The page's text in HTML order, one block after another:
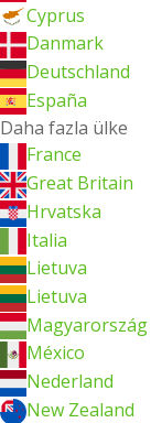
Cyprus
Danmark
Deutschland
España
Daha fazla ülke
France
Great Britain
Hrvatska
Italia
Lietuva
Lietuva
Magyarország
México
Nederland
New Zealand